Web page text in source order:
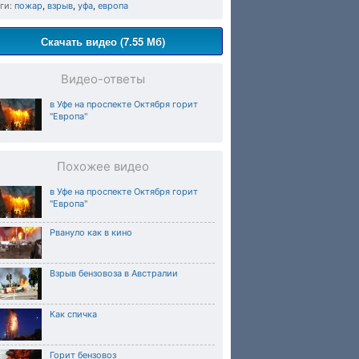
пожар, взрыв, уфа, европа
Скачать видео (7.55 Мб)
Видео-ответы
в Уфе на проспекте Октября горит
"Европа"
Похожее видео
в Уфе на проспекте Октября горит
"Европа"
Рвануло как в кино
Взрыв бензовоза в Австралии
Как спичка
Горит бензовоз